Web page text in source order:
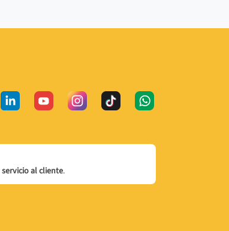
servicio al cliente.